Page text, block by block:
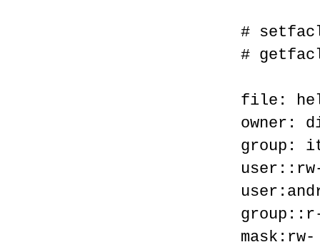
#
#
file:
owner:
group:
mask:rw-